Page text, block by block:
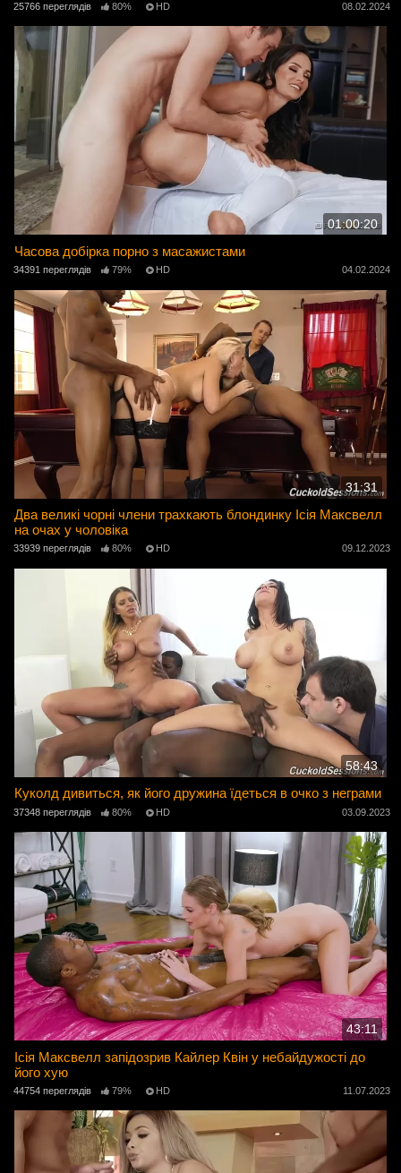
25766 переглядів 80% HD 08.02.2024
01:00:20
Часова добірка порно з масажистами
34391 переглядів 79% HD 04.02.2024
31:31
Два великі чорні члени трахкають блондинку Ісія Максвелл
на очах у чоловіка
33939 переглядів 80% HD 09.12.2023
58:43
Куколд дивиться, як його дружина їдеться в очко з неграми
37348 переглядів 80% HD 03.09.2023
43:11
Ісія Максвелл запідозрив Кайлер Квін у небайдужості до
його хую
44754 переглядів 79% HD 11.07.2023